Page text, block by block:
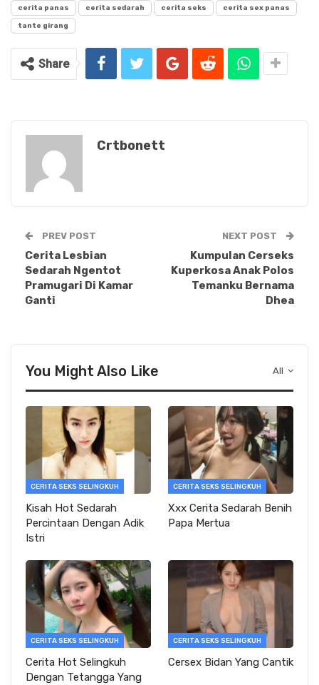
cerita panas cerita sedarah cerita seks cerita sex panas
tante girang
Share
Crtbonett
PREV POST
Cerita Lesbian
Sedarah Ngentot
Pramugari Di Kamar
Ganti
NEXT POST
Kumpulan Cerseks
Kuperkosa Anak Polos
Temanku Bernama
Dhea
All
You Might Also Like
CERITA SEKS SELINGKUH
Kisah Hot Sedarah
Percintaan Dengan Adik
Istri
CERITA SEKS SELINGKUH
Xxx Cerita Sedarah Benih
Papa Mertua
CERITA SEKS SELINGKUH
Cerita Hot Selingkuh
Dengan Tetangga Yang
CERITA SEKS SELINGKUH
Cersex Bidan Yang Cantik